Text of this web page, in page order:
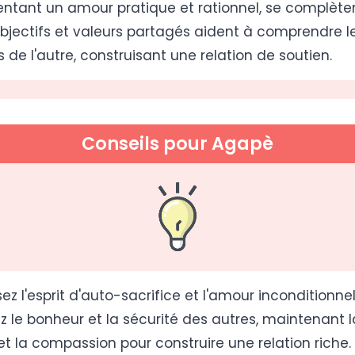
un amour pratique et rationnel, se
et valeurs partagés aident à comprendre
de l'autre, construisant une relation de soutien.
Conseils pour Agapè
l'esprit d'auto-sacrifice et l'amour
le bonheur et la sécurité des autres, maintenant
la compassion pour construire une relation riche.